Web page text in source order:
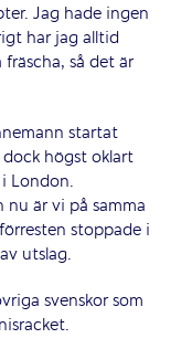
Jag hade ingen
har jag alltid
så det är
startat
högst oklart
London.
är vi på samma
stoppade i
utslag.
svenskor som